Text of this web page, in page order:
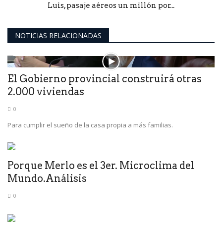
Luis, pasaje aéreos un millón por...
NOTICIAS RELACIONADAS
El Gobierno provincial construirá otras
2.000 viviendas
0
Para cumplir el sueño de la casa propia a más familias.
Porque Merlo es el 3er. Microclima del
Mundo.Análisis
0